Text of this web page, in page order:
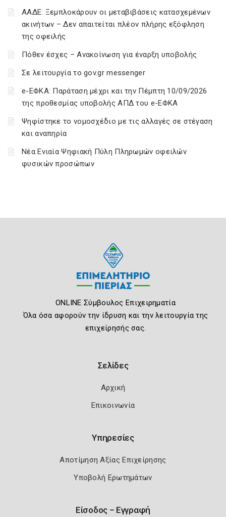
ΑΑΔΕ: Ξεμπλοκάρουν οι μεταβιβάσεις κατασχεμένων
ακινήτων – Δεν απαιτείται πλέον πλήρης εξόφληση
της οφειλής
Πόθεν έσχες – Ανακοίνωση για έναρξη υποβολής
Σε λειτουργία το gov.gr messenger
e-ΕΦΚΑ: Παράταση μέχρι και την Πέμπτη 10/09/2026
της προθεσμίας υποβολής ΑΠΔ του e-ΕΦΚΑ
Ψηφίστηκε το νομοσχέδιο με τις αλλαγές σε στέγαση
και αναπηρία
Νέα Ενιαία Ψηφιακή Πύλη Πληρωμών οφειλών
φυσικών προσώπων
ONLINE Σύμβουλος Επιχειρηματία
Όλα όσα αφορούν την ίδρυση και την λειτουργία της
επιχείρησής σας.
Σελίδες
Αρχική
Επικοινωνία
Υπηρεσίες
Αποτίμηση Αξίας Επιχείρησης
Υποβολή Ερωτημάτων
Είσοδος – Εγγραφή